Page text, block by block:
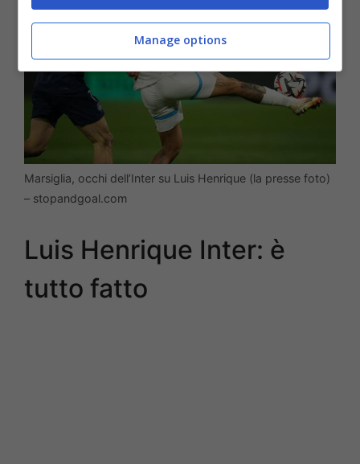
Marsiglia, occhi dell’Inter su Luis Henrique (la presse foto)
– stopandgoal.com
Luis Henrique Inter: è
tutto fatto
Manage options